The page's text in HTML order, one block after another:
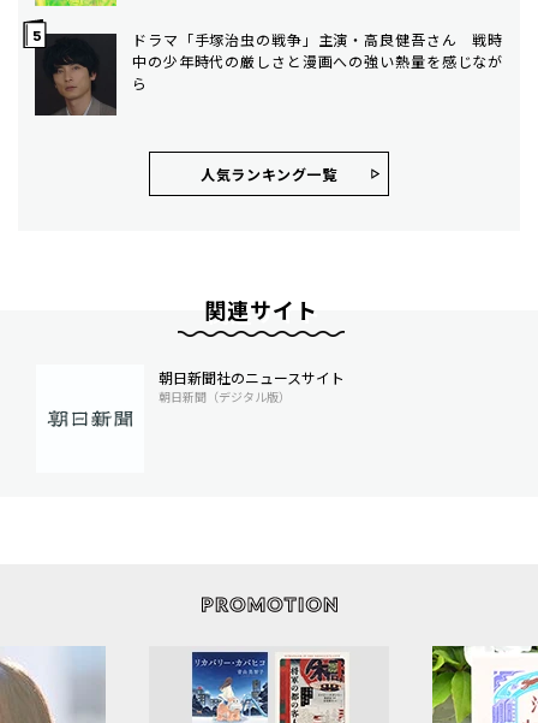
ドラマ「手塚治虫の戦争」主演・高良健吾さん 戦時
中の少年時代の厳しさと漫画への強い熱量を感じなが
ら
人気ランキング⼀覧
関連サイト
朝日新聞社のニュースサイト
朝日新聞（デジタル版）